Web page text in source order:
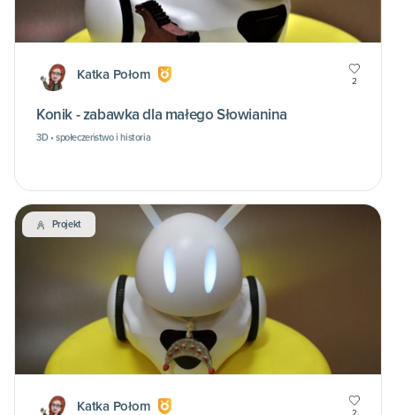
Katka Połom 2
Konik - zabawka dla małego Słowianina
3D • społeczeństwo i historia
Projekt
Katka Połom